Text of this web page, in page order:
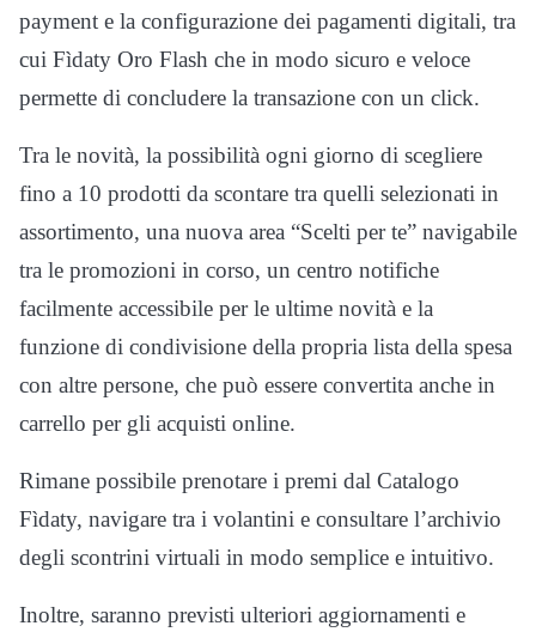
payment e la configurazione dei pagamenti digitali, tra
cui Fìdaty Oro Flash che in modo sicuro e veloce
permette di concludere la transazione con un click.
Tra le novità, la possibilità ogni giorno di scegliere
fino a 10 prodotti da scontare tra quelli selezionati in
assortimento, una nuova area “Scelti per te” navigabile
tra le promozioni in corso, un centro notifiche
facilmente accessibile per le ultime novità e la
funzione di condivisione della propria lista della spesa
con altre persone, che può essere convertita anche in
carrello per gli acquisti online.
Rimane possibile prenotare i premi dal Catalogo
Fìdaty, navigare tra i volantini e consultare l’archivio
degli scontrini virtuali in modo semplice e intuitivo.
Inoltre, saranno previsti ulteriori aggiornamenti e